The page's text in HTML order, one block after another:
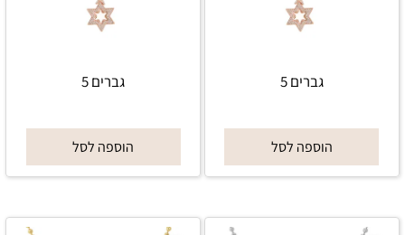
גברים 5
הוספה לסל
גברים 5
הוספה לסל